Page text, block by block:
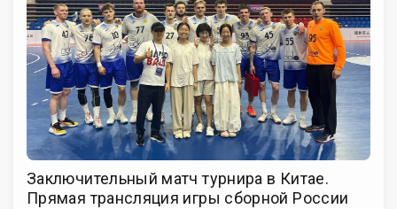
Заключительный матч турнира в Китае.
Прямая трансляция игры сборной России